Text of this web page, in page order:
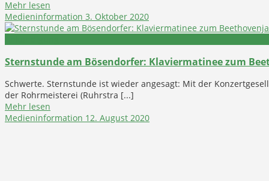
Mehr lesen
Medieninformation 3. Oktober 2020
Sternstunde am Bösendorfer: Klaviermatinee zum
Schwerte. Sternstunde ist wieder angesagt: Mit der
der Rohrmeisterei (Ruhrstra [...]
Mehr lesen
Medieninformation 12. August 2020